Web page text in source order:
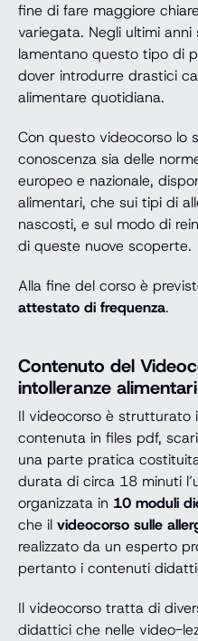
fine di fare maggiore
variegata. Negli ultimi
lamentano questo tipo di
dover introdurre drastici
alimentare quotidiana.
Con questo videocorso lo
conoscenza sia delle
europeo e nazionale,
alimentari, che sui tipi di
nascosti, e sul modo di
di queste nuove scoperte.
Alla fine del corso è
attestato di frequenza.
Contenuto del
intolleranze alimentari
Il videocorso è strutturato
contenuta in files pdf,
una parte pratica
durata di circa 18 minuti
organizzata in 10 moduli
che il videocorso sulle
realizzato da un esperto
pertanto i contenuti
Il videocorso tratta di
didattici che nelle video-